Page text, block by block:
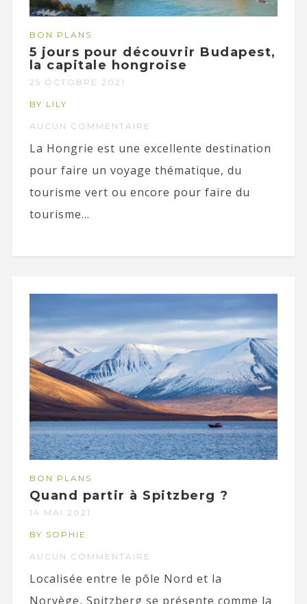
BON PLANS
5 jours pour découvrir Budapest,
la capitale hongroise
25 OCTOBRE 2021
BY LILY
AUCUN COMMENTAIRE
La Hongrie est une excellente destination
pour faire un voyage thématique, du
tourisme vert ou encore pour faire du
tourisme...
BON PLANS
Quand partir à Spitzberg ?
14 MAI 2021
BY SOPHIE
AUCUN COMMENTAIRE
Localisée entre le pôle Nord et la
Norvège, Spitzberg se présente comme la